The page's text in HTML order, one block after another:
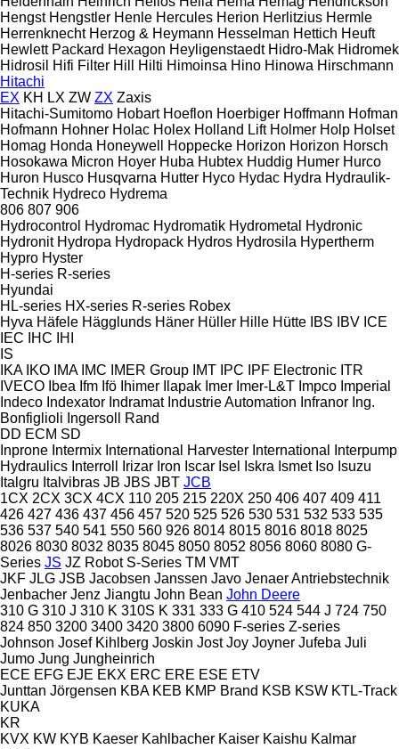
Hengst Hengstler Henle Hercules Herion Herlitzius Hermle
Herrenknecht Herzog & Heymann Hesselman Hettich Heuft
Hewlett Packard Hexagon Heyligenstaedt Hidro-Mak Hidromek
Hidrosil
Hifi Filter Hill Hilti Himoinsa Hino Hinowa Hirschmann
Hitachi
EX KH LX ZW ZX Zaxis
Hitachi-Sumitomo Hobart Hoeflon Hoerbiger Hoffmann Hofman
Hofmann Hohner Holac Holex Holland Lift Holmer Holp Holset
Homag Honda Honeywell Hoppecke Horizon Horizon Horsch
Hosokawa Micron Hoyer Huba Hubtex Huddig Humer Hurco
Huron Husco Husqvarna Hutter Hyco Hydac Hydra Hydraulik-
Technik Hydreco Hydrema
806 807 906
Hydrocontrol Hydromac Hydromatik Hydrometal
Hydronic
Hydronit Hydropa Hydropack Hydros Hydrosila Hypertherm
Hypro Hyster
H-series R-series
Hyundai
HL-series HX-series R-series Robex
Hyva Häfele Hägglunds Häner Hüller Hille Hütte IBS IBV ICE
IEC
IHC
IHI
IS
IKA IKO IMA IMC IMER Group IMT IPC IPF Electronic ITR
IVECO Ibea Ifm Ifö Ihimer Ilapak Imer Imer-L&T Impco Imperial
Indeco Indexator Indramat Industrie Automation Infranor Ing.
Bonfiglioli Ingersoll Rand
DD ECM SD
Inprone Intermix International Harvester International
Interpump
Hydraulics Interroll Irizar Iron Iscar Isel Iskra Ismet Iso Isuzu
Italgru Italvibras JB JBS JBT JCB
1CX 2CX 3CX 4CX 110 205 215 220X 250 406 407 409 411
426 427 436 437 456 457 520 525 526 530 531 532 533 535
536 537 540 541 550 560 926 8014 8015 8016 8018 8025
8026 8030 8032 8035 8045 8050 8052 8056 8060 8080 G-
Series JS JZ Robot S-Series TM VMT
JKF JLG JSB Jacobsen Janssen Javo Jenaer Antriebstechnik
Jenbacher Jenz Jiangtu John Bean John Deere
310 G 310 J 310 K 310S K 331 333 G 410 524 544 J 724 750
824 850 3200 3400 3420 3800 6090 F-series Z-series
Johnson Josef Kihlberg Joskin Jost Joy Joyner Jufeba Juli
Jumo Jung Jungheinrich
ECE EFG EJE EKX ERC ERE ESE ETV
Junttan Jörgensen KBA KEB KMP Brand KSB KSW KTL-Track
KUKA
KR
KVX KW KYB Kaeser Kahlbacher Kaiser Kaishu Kalmar